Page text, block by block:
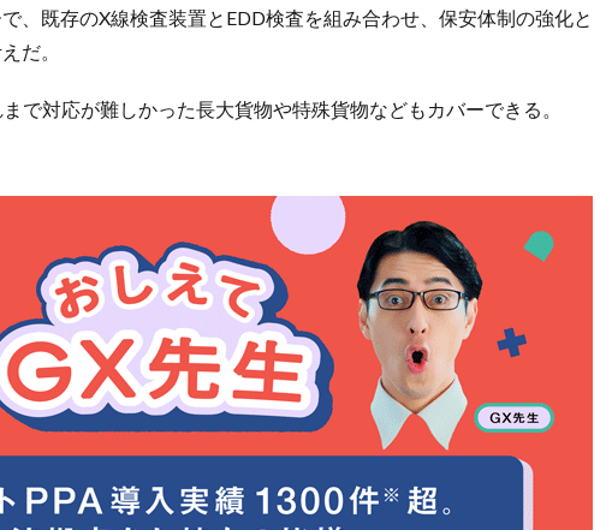
、既存のX線検査装置とEDD検査を組み合わせ、保安体制の強化と
だ。
で対応が難しかった長大貨物や特殊貨物などもカバーできる。